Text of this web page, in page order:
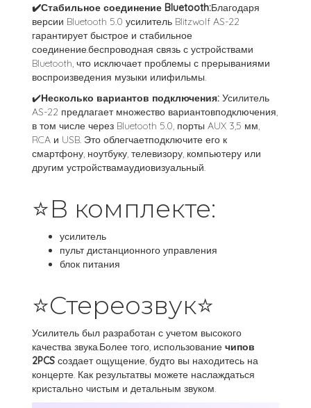
✔️Стабильное соединение Bluetooth:Благодаря
версии Bluetooth 5.0 усилитель Blitzwolf AS-22
гарантирует быстрое и стабильное
соединение.беспроводная связь с устройствами
Bluetooth, что исключает проблемы с прерываниями
воспроизведения музыки илифильмы.
✔️Несколько вариантов подключения: Усилитель
AS-22 предлагает множество вариантовподключения,
в том числе через Bluetooth 5.0, порты AUX 3,5 мм,
RCA и USB. Это облегчаетподключите его к
смартфону, ноутбуку, телевизору, компьютеру или
другим устройствамаудиовизуальный.
⭐В комплекте:
усилитель
пульт дистанционного управления
блок питания
⭐Стереозвук⭐
Усилитель был разработан с учетом высокого
качества звука.Более того, использование чипов
2PCS создает ощущение, будто вы находитесь на
концерте. Как результатвы можете наслаждаться
кристально чистым и детальным звуком.